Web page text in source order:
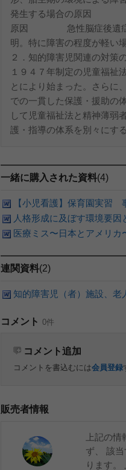
発生する場合の原因 分
原因 急性脳症後遺症
明。特に障害の程度が軽い
２．知的障害児関連の対策
１９４７年制定の児童福祉
とにより始まった。さらに
での一貫した保護・援助の
して児童福祉法と精神薄弱
護・指導の体系を別々にす
一緒に購入された資料(4)
【小児看護】保育園実習
人格形成に及ぼす環境要
医療ミス〜日本とアメリカ
連関資料(2)
知的障害児（者）施設、老
コメント 0件
コメント追加
コメントを書込むには会員登録
販売者情報
上記の
ず、 該
ります。